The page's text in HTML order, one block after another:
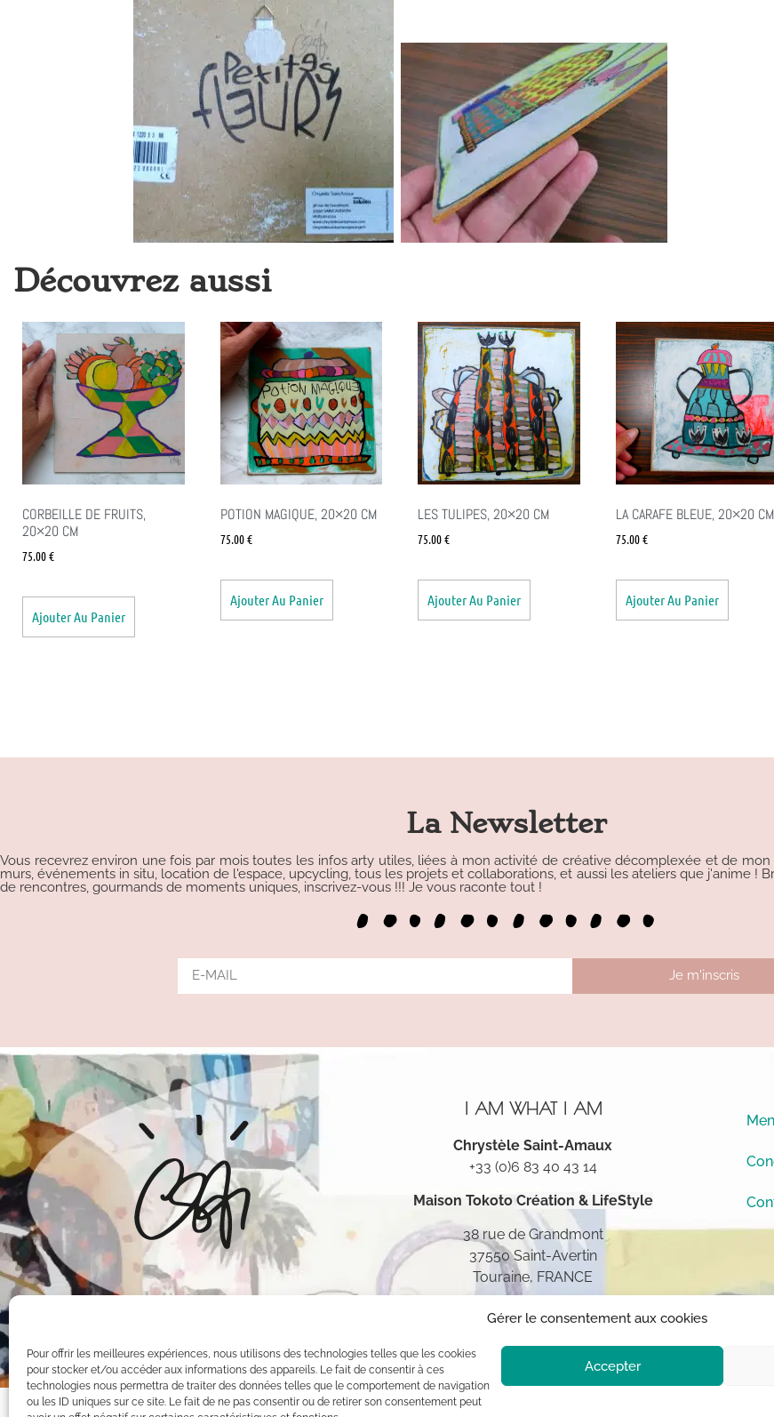
Gérer le consentement aux cookies
Pour offrir les meilleures expériences, nous utilisons des technologies telles que les cookies
pour stocker et/ou accéder aux informations des appareils. Le fait de consentir à ces
technologies nous permettra de traiter des données telles que le comportement de navigation
ou les ID uniques sur ce site. Le fait de ne pas consentir ou de retirer son consentement peut
Accepter
Découvrez aussi
CORBEILLE DE FRUITS,
20×20 CM
75.00€
Ajouter Au Panier
POTION MAGIQUE, 20×20 CM
75.00€
Ajouter Au Panier
LES TULIPES, 20×20 CM
75.00€
Ajouter Au Panier
LA CARAFE BLEUE, 20×20 CM
75.00€
Ajouter Au Panier
La Newsletter
Vous recevrez environ une fois par mois toutes les infos arty utiles, liées à mon activité de créative décomplexée et de
murs, événements in situ, location de l'espace, upcycling, tous les projets et collaborations, et aussi les ateliers que j'anime !
de rencontres, gourmands de moments uniques, inscrivez-vous !!! Je vous raconte tout !
Je m'inscris
I AM WHAT I AM
Chrystèle Saint-Amaux
+33 (0)6 83 40 43 14
Maison Tokoto Création & LifeStyle
38 rue de Grandmont
37550 Saint-Avertin
Touraine, FRANCE